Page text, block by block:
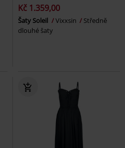
Kč 1.359,00
Šaty Soleil Vixxsin
Středně
dlouhé šaty